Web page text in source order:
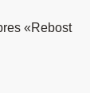
«Rebost